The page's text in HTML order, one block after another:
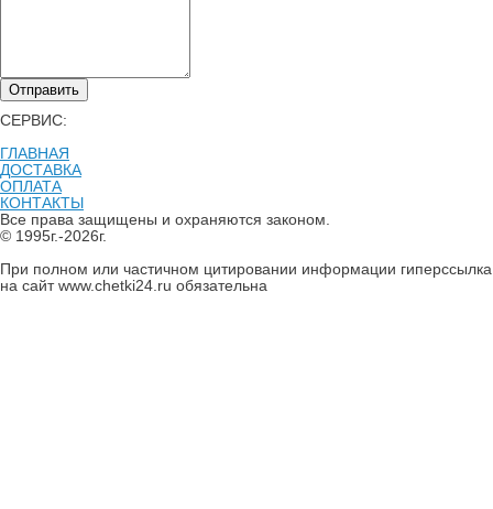
Отправить
СЕРВИС:
ГЛАВНАЯ
ДОСТАВКА
ОПЛАТА
КОНТАКТЫ
Все права защищены и охраняются законом.
© 1995г.-2026г.
При полном или частичном цитировании информации гиперссылка
на сайт www.chetki24.ru обязательна